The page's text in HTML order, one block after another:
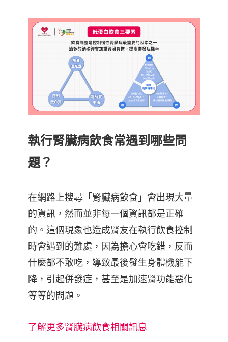
執行腎臟病飲食常遇到哪些問
題？
在網路上搜尋「腎臟病飲食」會出現大量
的資訊，然而並非每一個資訊都是正確
的。這個現象也造成腎友在執行飲食控制
時會遇到的難處，因為擔心會吃錯，反而
什麼都不敢吃，導致最後發生身體機能下
降，引起併發症，甚至是加速腎功能惡化
等等的問題。
了解更多腎臟病飲食相關訊息